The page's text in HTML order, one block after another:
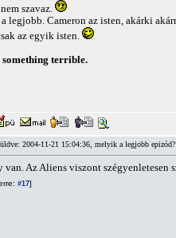
szavaz.
legjobb. Cameron az isten, akárki
az egyik isten.
something terrible.
2004-11-21 15:04:36, melyik a legjobb
van. Az Aliens viszont szégyenletesen
#17]